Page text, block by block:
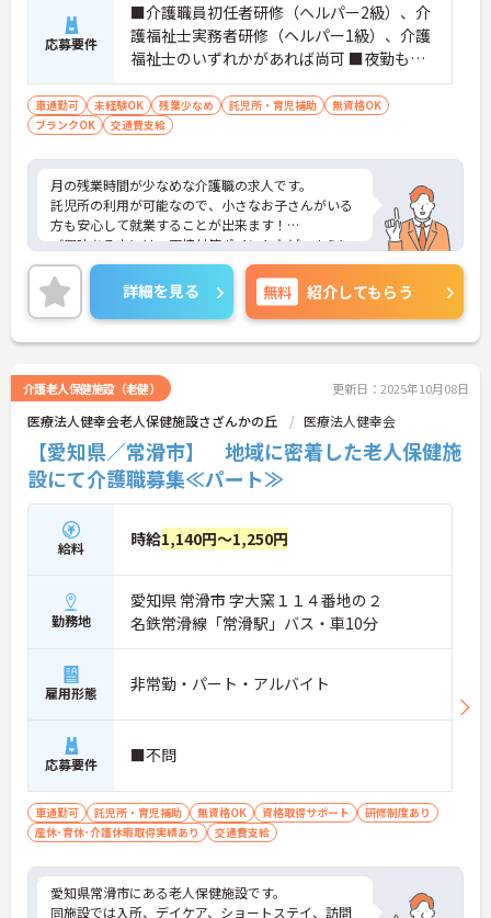
応募要件
■介護職員初任者研修（ヘルパー2級）、介
護福祉士実務者研修（ヘルパー1級）、介護
福祉士のいずれかがあれば尚可 ■夜勤もし
くは早番、遅番の勤務が可能な方 ※無資
格・未経験・ブランク相談可
車通勤可 未経験OK 残業少なめ 託児所・育児補助
無資格OK
ブランクOK
交通費支給
月の残業時間が少なめな介護職の求人です。
託児所の利用が可能なので、小さなお子さんがいる
方も安心して就業することが出来ます！
ご興味ある方には、面接対策ポイントなど、さらに
詳細をお話しいたしますのでお気軽にご相談くださ
い！
詳細を見る 無料 紹介してもらう
介護老人保健施設（老健） 更新日：2025年10月08日
医療法人健幸会老人保健施設さざんかの丘 医療法人健幸会
【愛知県／常滑市】 地域に密着した老人保健施
設にて介護職募集≪パート≫
給料 時給1,140円～1,250円
勤務地
愛知県 常滑市 字大窯１１４番地の２
名鉄常滑線「常滑駅」バス・車10分
雇用形態 非常勤・パート・アルバイト
応募要件 ■不問
車通勤可 託児所・育児補助 無資格OK 資格取得サポート
研修制度あり
産休･育休･介護休暇取得実績あり
交通費支給
愛知県常滑市にある老人保健施設です。
同施設では入所、デイケア、ショートステイ、訪問